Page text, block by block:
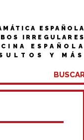
ESPAÑOLA
IRREGULARES
ESPAÑOLA
Y MÁS